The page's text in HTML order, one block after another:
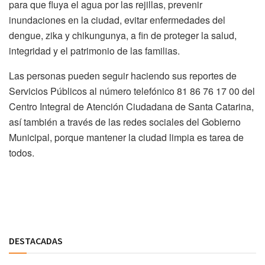
para que fluya el agua por las rejillas, prevenir
inundaciones en la ciudad, evitar enfermedades del
dengue, zika y chikungunya, a fin de proteger la salud,
integridad y el patrimonio de las familias.
Las personas pueden seguir haciendo sus reportes de
Servicios Públicos al número telefónico 81 86 76 17 00 del
Centro Integral de Atención Ciudadana de Santa Catarina,
así también a través de las redes sociales del Gobierno
Municipal, porque mantener la ciudad limpia es tarea de
todos.
DESTACADAS